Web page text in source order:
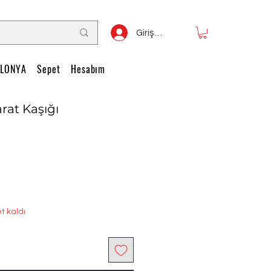
Giriş Yap
Sepet Hesabım
Kaşığı
kaldı